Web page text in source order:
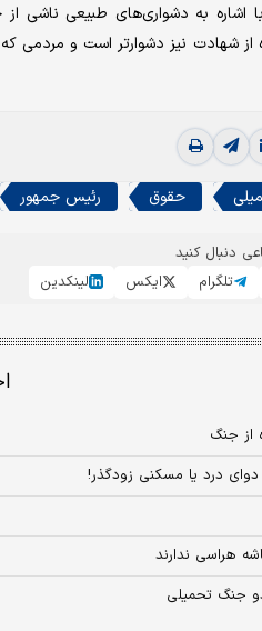
اشاره به دشواری‌های طبیعی ناشی
شهادت نیز دشوارتر است و مردمی
حقوق رئیس جمهور
دنبال کنید
تلگرام ایکس لینکدین
از جنگ
درد یا مسکنی زودگذر!
هراسی ندارند
جنگ تحمیلی